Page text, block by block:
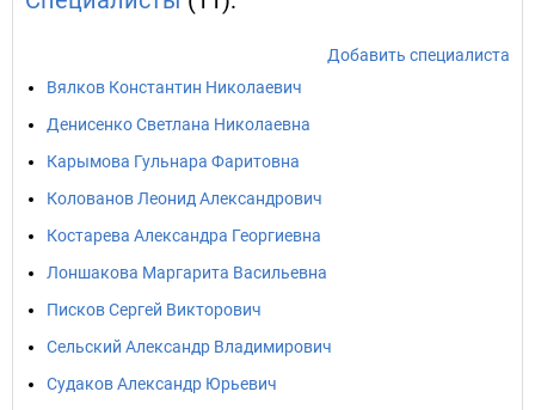
Добавить специалиста
Вялков Константин Николаевич
Денисенко Светлана Николаевна
Карымова Гульнара Фаритовна
Колованов Леонид Александрович
Костарева Александра Георгиевна
Лоншакова Маргарита Васильевна
Писков Сергей Викторович
Сельский Александр Владимирович
Судаков Александр Юрьевич